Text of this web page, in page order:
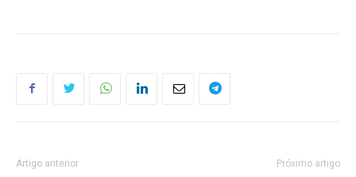
Artigo anterior Próximo artigo